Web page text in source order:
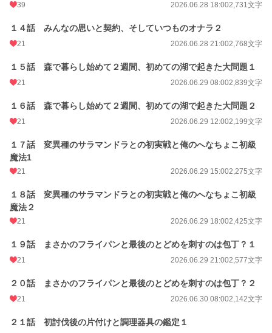
39 2026.06.28 18:002,731文字
１４話 みんなの思いと契約、そしていつものオナラ２
21 2026.06.28 21:002,768文字
１５話 森で暮らし始めて２週間、初めての湖で起きた大問題１
21 2026.06.29 08:002,839文字
１６話 森で暮らし始めて２週間、初めての湖で起きた大問題２
21 2026.06.29 12:002,199文字
１７話 変異種のサラマンドラとの初実戦と俺のへなちょこ初級
魔法1
21 2026.06.29 15:002,275文字
１８話 変異種のサラマンドラとの初実戦と俺のへなちょこ初級
魔法２
21 2026.06.29 18:002,425文字
１９話 まさかのフライパンと最後のとどめを刺すのは包丁？１
21 2026.06.29 21:002,577文字
２０話 まさかのフライパンと最後のとどめを刺すのは包丁？２
21 2026.06.30 08:002,142文字
２１話 初討伐後の片付けと調理器具の鑑定１